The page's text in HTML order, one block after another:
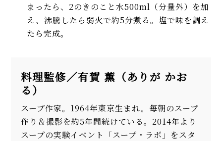
まったら、2のきのこと水500ml（分量外）を加
え、沸騰したら弱火で約5分煮る。塩で味を調え
たら完成。
料理監修／有賀 薫（ありが かお
る）
スープ作家。1964年東京生まれ。毎朝のスープ
作り＆撮影を約5年間続けている。2014年より
スープの実験イベント「スープ・ラボ」をスタ